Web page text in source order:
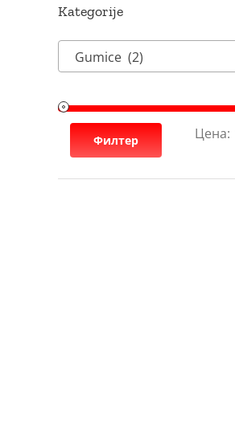
Kategorije
Gumice (2)
Филтер Цена: